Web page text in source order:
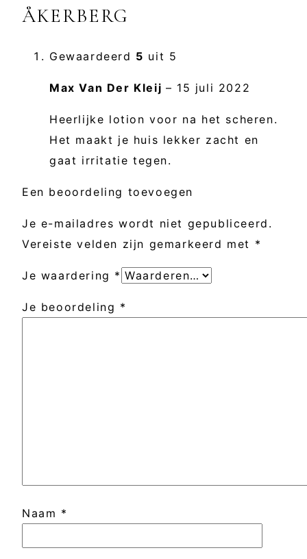
ÅKERBERG
Gewaardeerd 5 uit 5
Max Van Der Kleij – 15 juli 2022
Heerlijke lotion voor na het scheren.
Het maakt je huis lekker zacht en
gaat irritatie tegen.
Een beoordeling toevoegen
Je e-mailadres wordt niet gepubliceerd.
Vereiste velden zijn gemarkeerd met *
Je waardering *
Je beoordeling *
Naam *